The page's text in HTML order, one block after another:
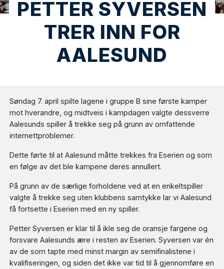
PETTER SYVERSEN
TRER INN FOR
AALESUND
Søndag 7. april spilte lagene i gruppe B sine første kamper
mot hverandre, og midtveis i kampdagen valgte dessverre
Aalesunds spiller å trekke seg på grunn av omfattende
internettproblemer.
Dette førte til at Aalesund måtte trekkes fra Eserien og som
en følge av det ble kampene deres annullert.
På grunn av de særlige forholdene ved at en enkeltspiller
valgte å trekke seg uten klubbens samtykke lar vi Aalesund
få fortsette i Eserien med en ny spiller.
Petter Syversen er klar til å ikle seg de oransje fargene og
forsvare Aalesunds ære i resten av Eserien. Syversen var én
av de som tapte med minst margin av semifinalistene i
kvalifiseringen, og siden det ikke var tid til å gjennomføre en